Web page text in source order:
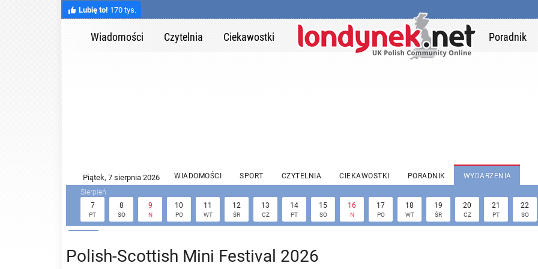
Lubię to! 170 tys.
Wiadomości Czytelnia Ciekawostki Poradnik
WIADOMOŚCI SPORT CZYTELNIA CIEKAWOSTKI PORADNIK WYDARZENIA
7
PT
8
SO
9
N
10
PO
11
WT
12
ŚR
13
CZ
14
PT
15
SO
16
N
17
PO
18
WT
19
ŚR
20
CZ
21
PT
22
SO
Polish-Scottish Mini Festival 2026